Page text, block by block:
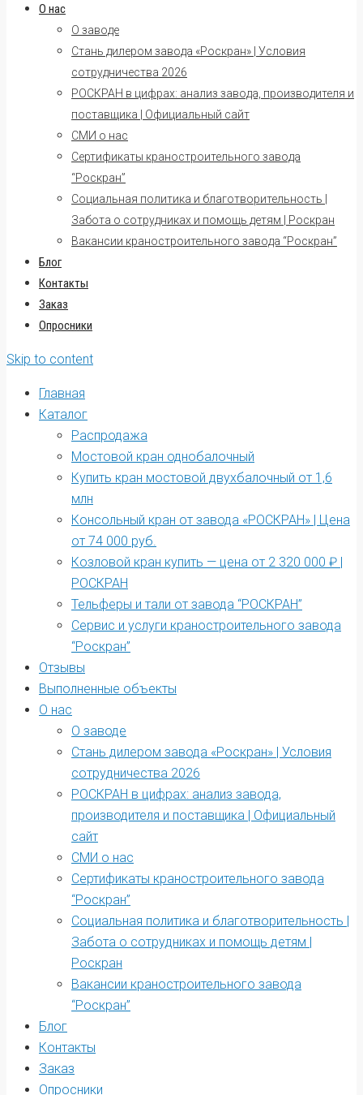
О нас
О заводе
Стань дилером завода «Роскран» | Условия
сотрудничества 2026
РОСКРАН в цифрах: анализ завода, производителя и
поставщика | Официальный сайт
СМИ о нас
Сертификаты краностроительного завода
“Роскран”
Социальная политика и благотворительность |
Забота о сотрудниках и помощь детям | Роскран
Вакансии краностроительного завода “Роскран”
Блог
Контакты
Заказ
Опросники
Skip to content
Главная
Каталог
Распродажа
Мостовой кран однобалочный
Купить кран мостовой двухбалочный от 1,6
млн
Консольный кран от завода «РОСКРАН» | Цена
от 74 000 руб.
Козловой кран купить — цена от 2 320 000 ₽ |
РОСКРАН
Тельферы и тали от завода “РОСКРАН”
Сервис и услуги краностроительного завода
“Роскран”
Отзывы
Выполненные объекты
О нас
О заводе
Стань дилером завода «Роскран» | Условия
сотрудничества 2026
РОСКРАН в цифрах: анализ завода,
производителя и поставщика | Официальный
сайт
СМИ о нас
Сертификаты краностроительного завода
“Роскран”
Социальная политика и благотворительность |
Забота о сотрудниках и помощь детям |
Роскран
Вакансии краностроительного завода
“Роскран”
Блог
Контакты
Заказ
Опросники